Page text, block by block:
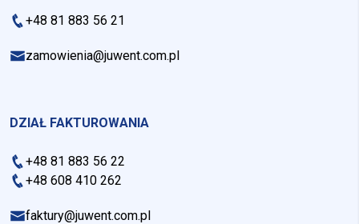
+48 81 883 56 21
zamowienia@juwent.com.pl
DZIAŁ FAKTUROWANIA
+48 81 883 56 22
+48 608 410 262
faktury@juwent.com.pl